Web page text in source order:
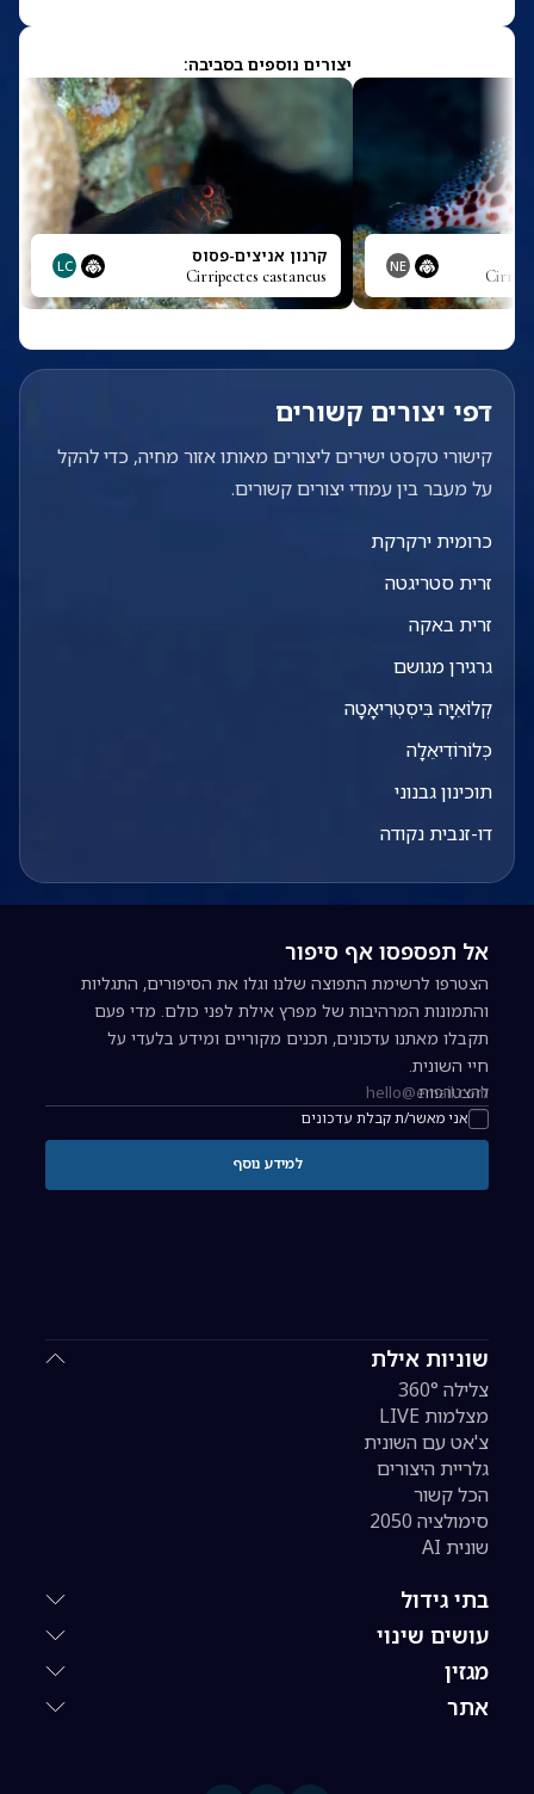
יצורים נוספים בסביבה:
NE קרנון אניצים-פסוס
Cirripectes castaneus
LC
דפי יצורים קשורים
קישורי טקסט ישירים ליצורים מאותו אזור מחיה, כדי להקל
על מעבר בין עמודי יצורים קשורים.
כרומית ירקרקת
זרית סטריגטה
זרית באקה
גרגירן מגושם
קְלוֹאֵיָּה בִּיסְטְרִיאָטָה
כְּלוֹרוֹדִיאֵלָה
תוכינון גבנוני
דו-זנבית נקודה
שוניות אילת
צלילה 360°
מצלמות LIVE
צ'אט עם השונית
גלריית היצורים
הכל קשור
סימולציה 2050
שונית AI
בתי גידול
עושים שינוי
מגזין
אתר
אל תפספסו אף סיפור
הצטרפו לרשימת התפוצה שלנו וגלו את הסיפורים, התגליות
והתמונות המרהיבות של מפרץ אילת לפני כולם. מדי פעם
תקבלו מאתנו עדכונים, תכנים מקוריים ומידע בלעדי על
חיי השונית.
כתובת אימייל להרשמה לניוזלטר
אני מאשר/ת קבלת עדכונים
להצטרפות
למידע נוסף